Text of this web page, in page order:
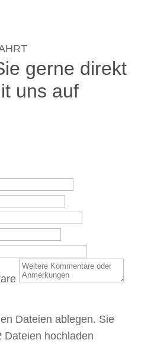
gerne direkt
uns auf
Dateien ablegen. Sie
Dateien hochladen